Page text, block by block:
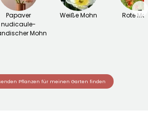
Papaver
nudicaule-
Mohn
Weiße Mohn Rote
→
Pflanzen für meinen Garten finden